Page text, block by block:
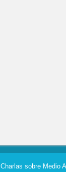
Charlas sobre Medio